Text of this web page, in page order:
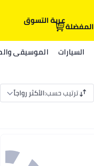
المفضلةعربة التسوق
السيارات الموسيقى
ترتيب حسب:الأكثر رواجاً